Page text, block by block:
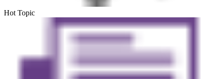
Hot Topic